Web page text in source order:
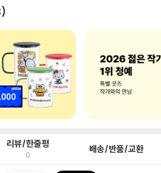
리뷰/한줄평
0 배송/반품/교환